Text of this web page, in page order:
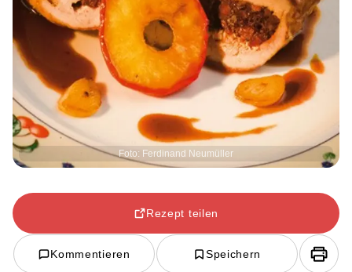
Foto: Ferdinand Neumüller
Rezept teilen
Kommentieren Speichern